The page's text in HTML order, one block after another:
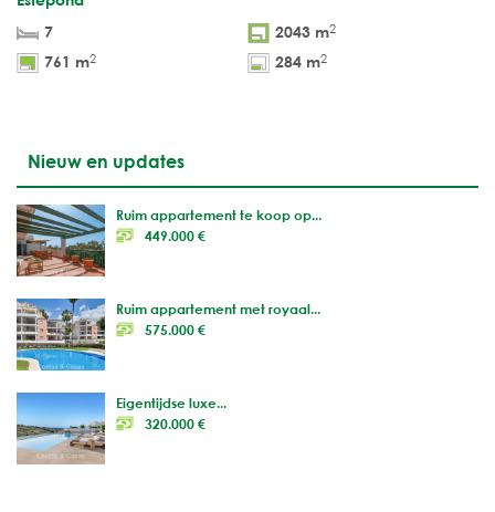
7
2043 m2
761 m2 284 m2
Nieuw en updates
Ruim appartement te koop op...
449.000 €
Ruim appartement met royaal...
575.000 €
Eigentijdse luxe...
320.000 €